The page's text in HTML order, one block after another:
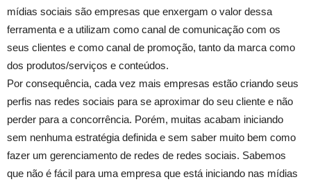
mídias sociais são empresas que enxergam o valor dessa
ferramenta e a utilizam como canal de comunicação com os
seus clientes e como canal de promoção, tanto da marca como
dos produtos/serviços e conteúdos.
Por consequência, cada vez mais empresas estão criando seus
perfis nas redes sociais para se aproximar do seu cliente e não
perder para a concorrência. Porém, muitas acabam iniciando
sem nenhuma estratégia definida e sem saber muito bem como
fazer um gerenciamento de redes de redes sociais. Sabemos
que não é fácil para uma empresa que está iniciando nas mídias